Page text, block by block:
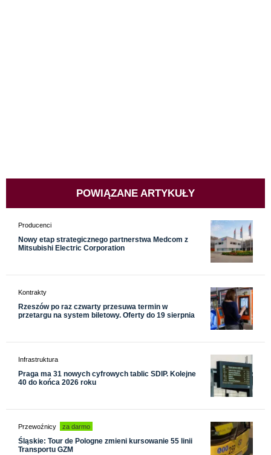
POWIĄZANE ARTYKUŁY
Producenci
Nowy etap strategicznego partnerstwa Medcom z
Mitsubishi Electric Corporation
Kontrakty
Rzeszów po raz czwarty przesuwa termin w
przetargu na system biletowy. Oferty do 19 sierpnia
Infrastruktura
Praga ma 31 nowych cyfrowych tablic SDIP. Kolejne
40 do końca 2026 roku
Przewoźnicy za darmo
Śląskie: Tour de Pologne zmieni kursowanie 55 linii
Transportu GZM